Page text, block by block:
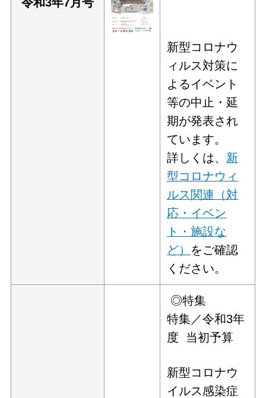
新型コロナウ
ィルス対策に
よるイベント
等の中止・延
期が発表され
ています。
詳しくは、 新
型コロナウィ
ルス関連（対
応・イベン
ト・施設な
ど） をご確認
ください。
◎特集
特集／令和3年
度 当初予算
新型コロナウ
イルス感染症